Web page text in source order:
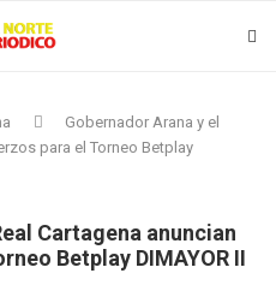
Gobernador Arana y el
para el Torneo Betplay
Cartagena anuncian
Betplay DIMAYOR II